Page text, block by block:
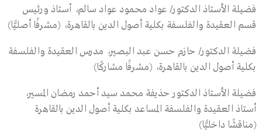
فضيلة الأستاذ الدكتور/ عواد محمود عواد سالم، أستاذ ورئيس
قسم العقيدة والفلسفة بكلية أصول الدين بالقاهرة، (مشرفًا أصليًّا)
فضيلة الدكتور/ حازم حسن عبد البصير، مدرس العقيدة والفلسفة
بكلية أصول الدين بالقاهرة، (مشرفًا مشاركًا)
فضيلة الأستاذ الدكتور حذيفة محمد سيد أحمد رمضان المسير،
أستاذ العقيدة والفلسفة المساعد بكلية أصول الدين بالقاهرة
(مناقشًا داخليًّا)